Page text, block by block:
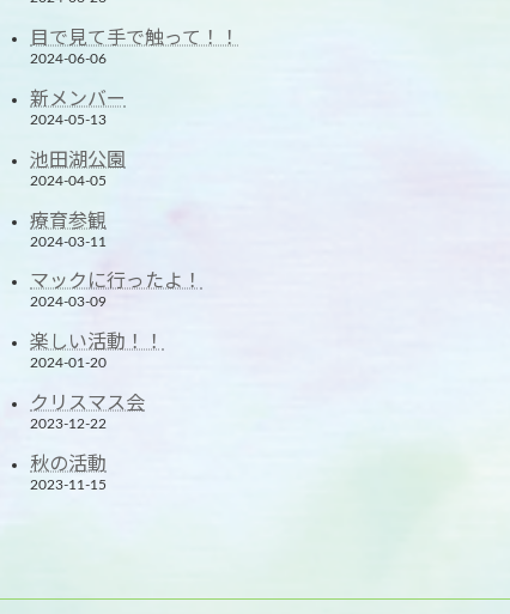
目で見て手で触って！！
2024-06-06
新メンバー
2024-05-13
池田湖公園
2024-04-05
療育参観
2024-03-11
マックに行ったよ！
2024-03-09
楽しい活動！！
2024-01-20
クリスマス会
2023-12-22
秋の活動
2023-11-15